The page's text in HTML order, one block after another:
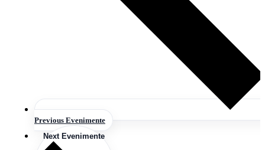
Previous Evenimente
Next Evenimente